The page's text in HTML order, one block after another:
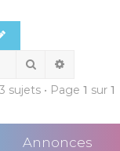
Rechercher
3 sujets • Page 1 sur 1
Annonces